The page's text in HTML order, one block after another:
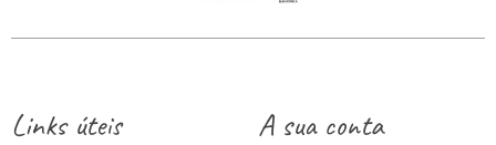
Links úteis A sua conta